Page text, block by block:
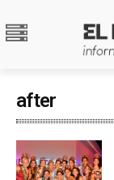
after